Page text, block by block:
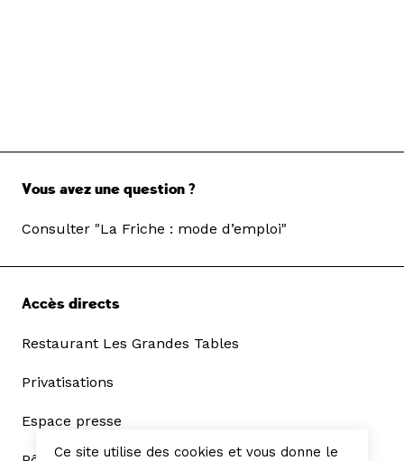
Vous avez une question ?
Consulter "La Friche : mode d’emploi"
Accès directs
Restaurant Les Grandes Tables
Privatisations
Espace presse
Ce site utilise des cookies et vous donne le